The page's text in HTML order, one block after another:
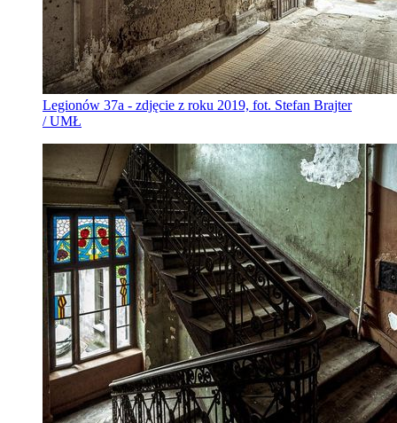
Legionów 37a - zdjęcie z roku 2019, fot. Stefan Brajter
/ UMŁ